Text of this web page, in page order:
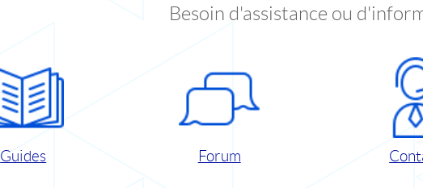
Besoin d'assistance ou
Guides Forum